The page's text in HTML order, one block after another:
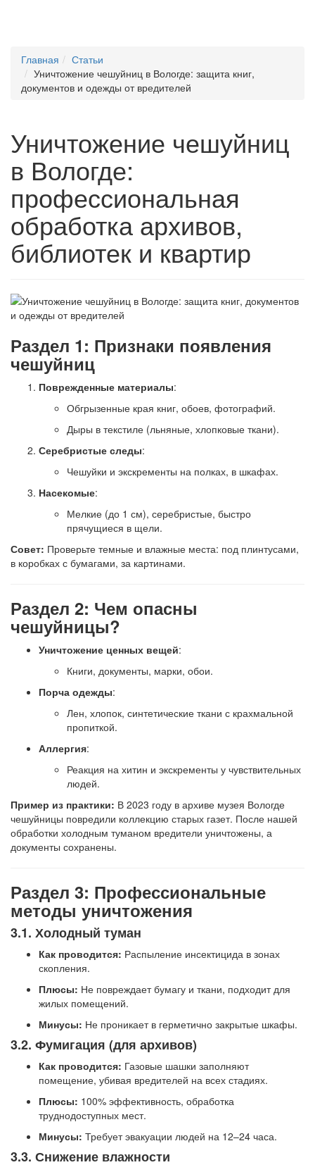
Главная
Статьи
Уничтожение чешуйниц в Вологде: защита книг,
документов и одежды от вредителей
Уничтожение чешуйниц
в Вологде:
профессиональная
обработка архивов,
библиотек и квартир
Раздел 1: Признаки появления
чешуйниц
Поврежденные материалы:
Обгрызенные края книг, обоев, фотографий.
Дыры в текстиле (льняные, хлопковые ткани).
Серебристые следы:
Чешуйки и экскременты на полках, в шкафах.
Насекомые:
Мелкие (до 1 см), серебристые, быстро
прячущиеся в щели.
Совет: Проверьте темные и влажные места: под плинтусами,
в коробках с бумагами, за картинами.
Раздел 2: Чем опасны
чешуйницы?
Уничтожение ценных вещей:
Книги, документы, марки, обои.
Порча одежды:
Лен, хлопок, синтетические ткани с крахмальной
пропиткой.
Аллергия:
Реакция на хитин и экскременты у чувствительных
людей.
Пример из практики: В 2023 году в архиве музея Вологде
чешуйницы повредили коллекцию старых газет. После нашей
обработки холодным туманом вредители уничтожены, а
документы сохранены.
Раздел 3: Профессиональные
методы уничтожения
3.1. Холодный туман
Как проводится: Распыление инсектицида в зонах
скопления.
Плюсы: Не повреждает бумагу и ткани, подходит для
жилых помещений.
Минусы: Не проникает в герметично закрытые шкафы.
3.2. Фумигация (для архивов)
Как проводится: Газовые шашки заполняют
помещение, убивая вредителей на всех стадиях.
Плюсы: 100% эффективность, обработка
труднодоступных мест.
Минусы: Требует эвакуации людей на 12–24 часа.
3.3. Снижение влажности